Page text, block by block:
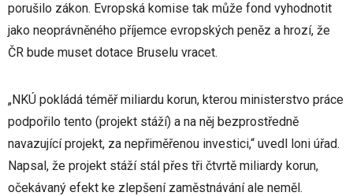
porušilo zákon. Evropská komise tak může fond vyhodnotit
jako neoprávněného příjemce evropských peněz a hrozí, že
ČR bude muset dotace Bruselu vracet.
„NKÚ pokládá téměř miliardu korun, kterou ministerstvo práce
podpořilo tento (projekt stáží) a na něj bezprostředně
navazující projekt, za nepřiměřenou investici,“ uvedl loni úřad.
Napsal, že projekt stáží stál přes tři čtvrtě miliardy korun,
očekávaný efekt ke zlepšení zaměstnávání ale neměl.